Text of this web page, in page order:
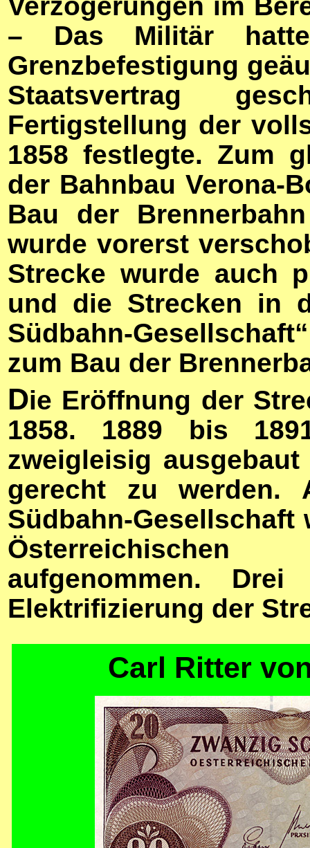
– Das Militär
Grenzbefestigung
Staatsvertrag
Fertigstellung der
1858 festlegte. Zum
der Bahnbau Verona-
Bau der
wurde vorerst
Strecke wurde auch
und die Strecken in
Südbahn-
zum Bau der
Die Eröffnung der
1858. 1889 bis
zweigleisig
gerecht zu
Südbahn-
aufgenommen.
Elektrifizierung der
Carl Ritter